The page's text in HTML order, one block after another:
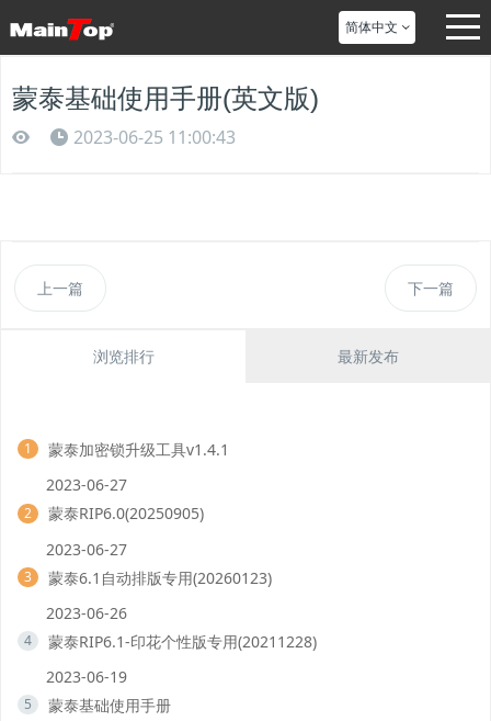
简体中文
蒙泰基础使用手册(英文版)
2023-06-25 11:00:43
上一篇 下一篇
浏览排行 最新发布
1
蒙泰加密锁升级工具v1.4.1
2023-06-27
2
蒙泰RIP6.0(20250905)
2023-06-27
3
蒙泰6.1自动排版专用(20260123)
2023-06-26
4
蒙泰RIP6.1-印花个性版专用(20211228)
2023-06-19
5
蒙泰基础使用手册